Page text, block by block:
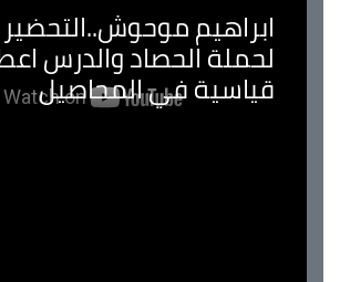
ابراهيم موحوش..التحضير
لحملة الحصاد والدرس
قياسية في المحاصيل